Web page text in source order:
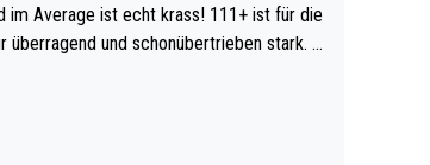
ist echt krass! 111+ ist für die
und schonübertrieben stark. U
ja n